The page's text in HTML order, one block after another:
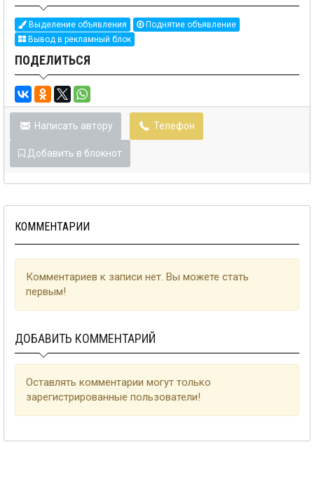
Выделение объявления
Поднятие объявление
Вывод в рекламный блок
ПОДЕЛИТЬСЯ
Написать автору Телефон
Добавить в блокнот
КОММЕНТАРИИ
Комментариев к записи нет. Вы можете стать
первым!
ДОБАВИТЬ КОММЕНТАРИЙ
Оставлять комментарии могут только
зарегистрированные пользователи!